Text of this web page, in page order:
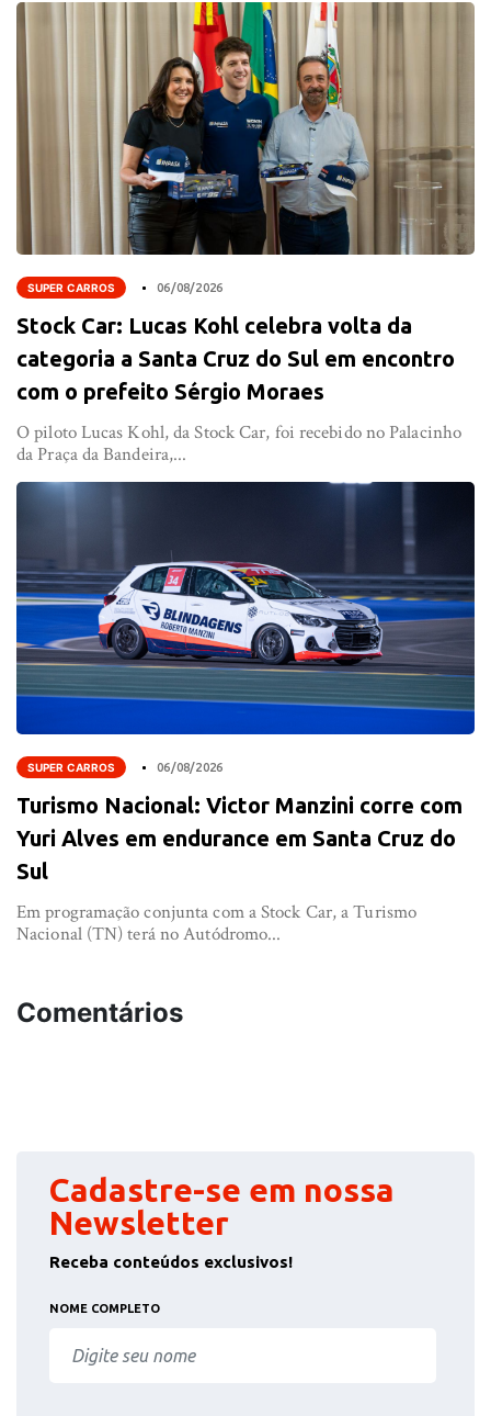
SUPER CARROS 06/08/2026
Stock Car: Lucas Kohl celebra volta da
categoria a Santa Cruz do Sul em encontro
com o prefeito Sérgio Moraes
O piloto Lucas Kohl, da Stock Car, foi recebido no Palacinho
da Praça da Bandeira,...
SUPER CARROS 06/08/2026
Turismo Nacional: Victor Manzini corre com
Yuri Alves em endurance em Santa Cruz do
Sul
Em programação conjunta com a Stock Car, a Turismo
Nacional (TN) terá no Autódromo...
Comentários
Cadastre-se em nossa
Newsletter
Receba conteúdos exclusivos!
NOME COMPLETO